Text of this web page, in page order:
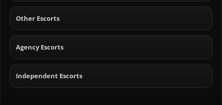
Other Escorts
Agency Escorts
Independent Escorts